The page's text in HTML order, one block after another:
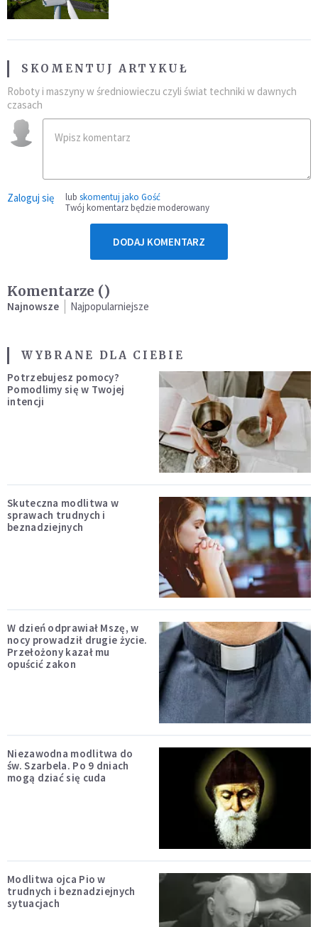
SKOMENTUJ ARTYKUŁ
Roboty i maszyny w średniowieczu czyli świat techniki w dawnych
czasach
Zaloguj się lub skomentuj jako Gość
Twój komentarz będzie moderowany
DODAJ KOMENTARZ
Komentarze ()
Najnowsze Najpopularniejsze
WYBRANE DLA CIEBIE
Potrzebujesz pomocy?
Pomodlimy się w Twojej
intencji
Skuteczna modlitwa w
sprawach trudnych i
beznadziejnych
W dzień odprawiał Mszę, w
nocy prowadził drugie życie.
Przełożony kazał mu
opuścić zakon
Niezawodna modlitwa do
św. Szarbela. Po 9 dniach
mogą dziać się cuda
Modlitwa ojca Pio w
trudnych i beznadziejnych
sytuacjach